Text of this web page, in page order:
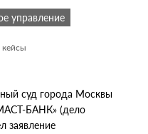
управление
суд города Москвы
БАНК» (дело
заявление